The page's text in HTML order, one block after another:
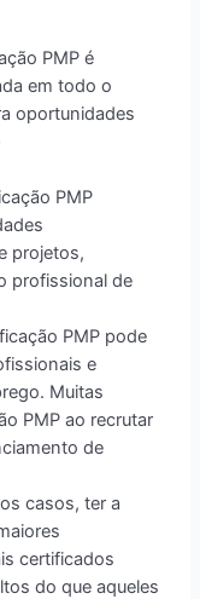
PMP é
em todo o
oportunidades
PMP
projetos,
profissional de
PMP pode
e
Muitas
PMP ao recrutar
de
casos, ter a
certificados
do que aqueles